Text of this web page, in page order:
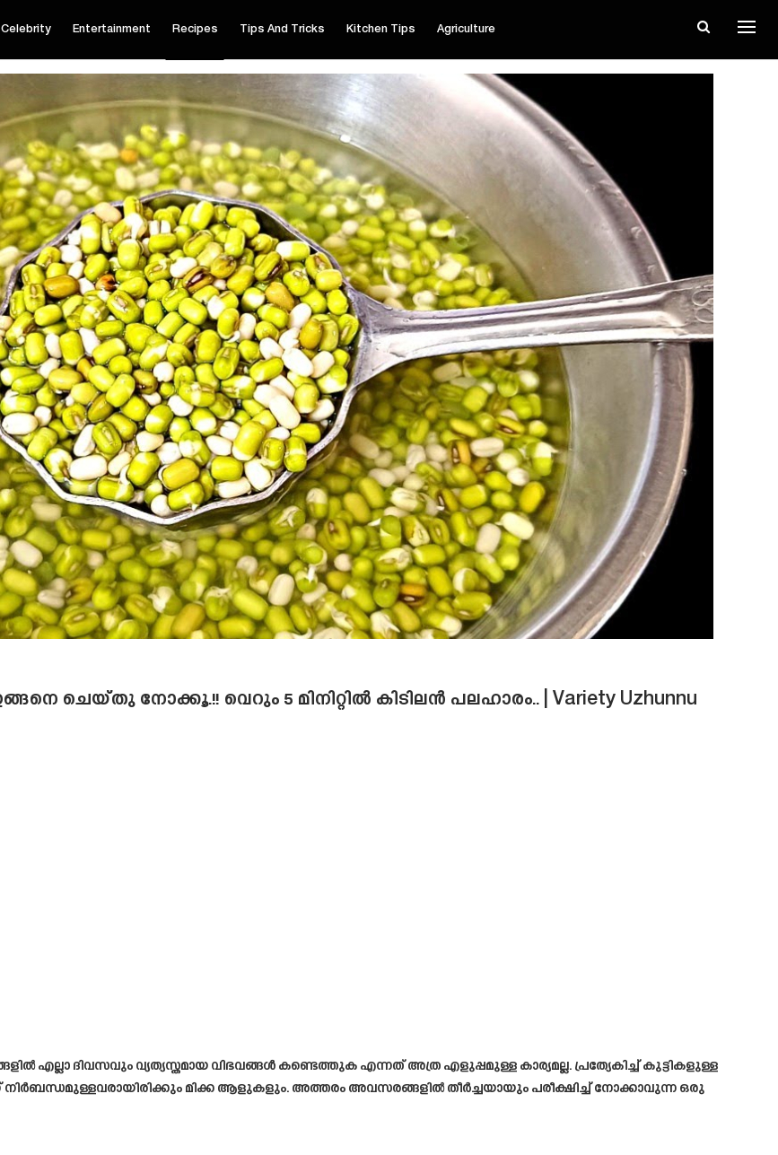
Celebrity Entertainment Recipes Tips And Tricks Kitchen Tips Agriculture
ചെയ്തു നോക്കൂ.!! വെറും 5 മിനിറ്റിൽ കിടിലൻ പലഹാരം.. | Variety Uzhunnu
എല്ലാ ദിവസവും വ്യത്യസ്തമായ വിഭവങ്ങൾ കണ്ടെത്തുക എന്നത് അത്ര എളുപ്പമുള്ള കാര്യമല്ല. പ്രത്യേകിച്ച് കുട്ടികളുള്ള
മിക്ക ആളുകളും. അത്തരം അവസരങ്ങളിൽ തീർച്ചയായും പരീക്ഷിച്ച് നോക്കാവുന്ന ഒരു